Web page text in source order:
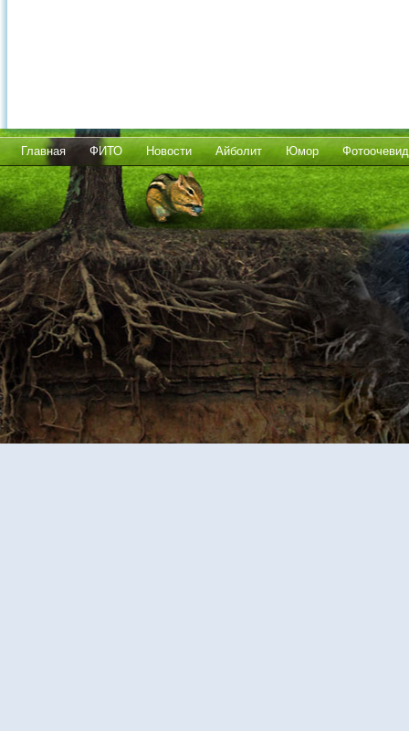
Главная ФИТО Новости Айболит Юмор